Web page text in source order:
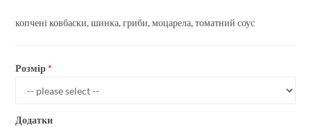
копчені ковбаски, шинка, гриби, моцарела, томатний соус
Розмір
Додатки